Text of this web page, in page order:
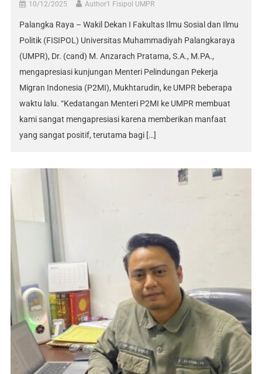
10/12/2025 Author1 Fisipol UMPR
Palangka Raya – Wakil Dekan I Fakultas Ilmu Sosial dan Ilmu
Politik (FISIPOL) Universitas Muhammadiyah Palangkaraya
(UMPR), Dr. (cand) M. Anzarach Pratama, S.A., M.PA.,
mengapresiasi kunjungan Menteri Pelindungan Pekerja
Migran Indonesia (P2MI), Mukhtarudin, ke UMPR beberapa
waktu lalu. “Kedatangan Menteri P2MI ke UMPR membuat
kami sangat mengapresiasi karena memberikan manfaat
yang sangat positif, terutama bagi […]